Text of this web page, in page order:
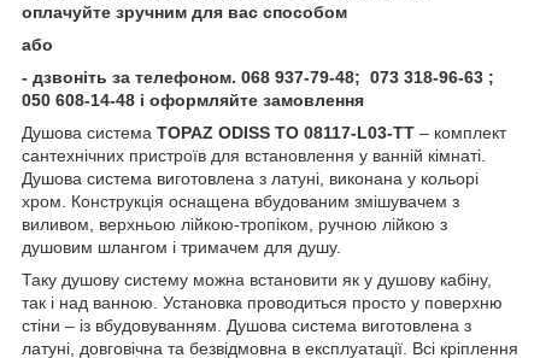
оплачуйте зручним для вас способом
або
- дзвоніть за телефоном. 068 937-79-48; 073 318-96-63 ;
050 608-14-48 і оформляйте замовлення
Душова система TOPAZ ODISS TO 08117-L03-TT – комплект
сантехнічних пристроїв для встановлення у ванній кімнаті.
Душова система виготовлена з латуні, виконана у кольорі
хром. Конструкція оснащена вбудованим змішувачем з
виливом, верхньою лійкою-тропіком, ручною лійкою з
душовим шлангом і тримачем для душу.
Таку душову систему можна встановити як у душову кабіну,
так і над ванною. Установка проводиться просто у поверхню
стіни – із вбудовуванням. Душова система виготовлена з
латуні, довговічна та безвідмовна в експлуатації. Всі кріплення